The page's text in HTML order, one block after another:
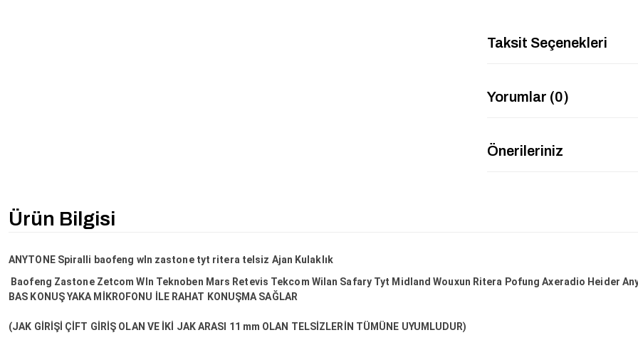
Taksit Seçenekleri
Yorumlar (0)
Önerileriniz
Ürün Bilgisi
ANYTONE Spiralli baofeng wln zastone tyt ritera telsiz Ajan Kulaklık
Baofeng Zastone Zetcom Wln Teknoben Mars Retevis Tekcom Wilan Safary Tyt Midland Wouxun Ritera Pofung Axeradio Heider
BAS KONUŞ YAKA MİKROFONU İLE RAHAT KONUŞMA SAĞLAR
(JAK GİRİŞİ ÇİFT GİRİŞ OLAN VE İKİ JAK ARASI 11 mm OLAN TELSİZLERİN TÜMÜNE UYUMLUDUR)